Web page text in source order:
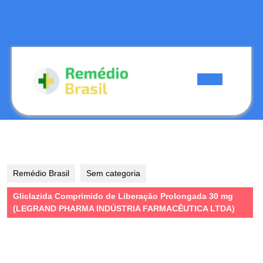
Remédio Brasil Sem categoria
Gliclazida Comprimido de Liberação Prolongada 30 mg
(LEGRAND PHARMA INDÚSTRIA FARMACÊUTICA LTDA)